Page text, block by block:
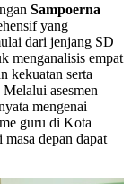
Sampoerna
yang
dari jenjang SD
menganalisis empat
kekuatan serta
asesmen
mengenai
guru di Kota
depan dapat